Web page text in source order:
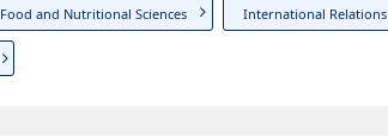
Food and Nutritional Sciences International Relations